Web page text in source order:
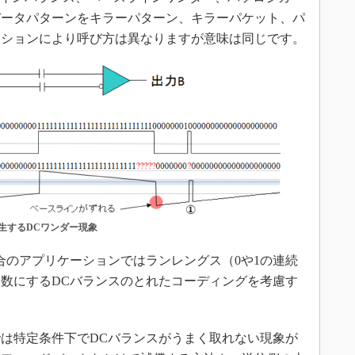
タパターンをキラーパターン、キラーパケット、パ
ョンにより呼び方は異なりますが意味は同じです。
するDCワンダー現象
アプリケーションではランレングス（0や1の連続
にするDCバランスのとれたコーディングを考慮す
定条件下でDCバランスがうまく取れない現象が